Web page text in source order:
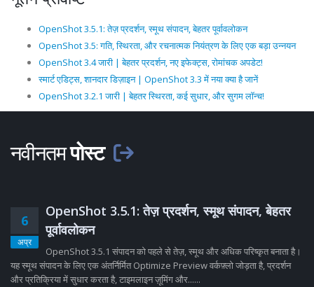
OpenShot 3.5.1: तेज़ प्रदर्शन, स्मूथ संपादन, बेहतर पूर्वावलोकन
OpenShot 3.5: गति, स्थिरता, और रचनात्मक नियंत्रण के लिए एक बड़ा उन्नयन
OpenShot 3.4 जारी | बेहतर प्रदर्शन, नए इफेक्ट्स, रोमांचक अपडेट!
स्मार्ट एडिट्स, शानदार डिज़ाइन | OpenShot 3.3 में नया क्या है जानें
OpenShot 3.2.1 जारी | बेहतर स्थिरता, कई सुधार, और सुगम लॉन्च!
नवीनतमपोस्ट
6
अप्र
OpenShot 3.5.1: तेज़ प्रदर्शन, स्मूथ संपादन, बेहतर
पूर्वावलोकन
OpenShot 3.5.1 संपादन को पहले से तेज़, स्मूथ और अधिक परिष्कृत बनाता है।
यह स्मूथ संपादन के लिए एक अंतर्निर्मित Optimize Preview वर्कफ़्लो जोड़ता है, प्रदर्शन
और प्रतिक्रिया में सुधार करता है, टाइमलाइन ज़ूमिंग और......